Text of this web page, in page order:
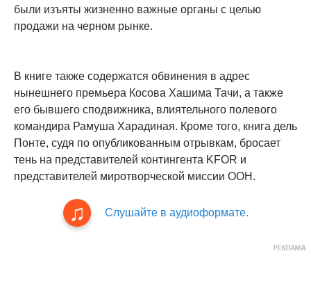
были изъяты жизненно важные органы с целью
продажи на черном рынке.
В книге также содержатся обвинения в адрес
нынешнего премьера Косова Хашима Тачи, а также
его бывшего сподвижника, влиятельного полевого
командира Рамуша Харадиная. Кроме того, книга дель
Понте, судя по опубликованным отрывкам, бросает
тень на представителей контингента KFOR и
представителей миротворческой миссии ООН.
Слушайте в аудиоформате.